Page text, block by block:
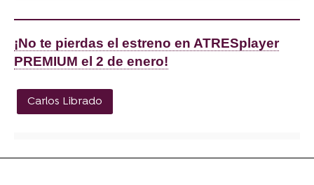
¡No te pierdas el estreno en ATRESplayer
PREMIUM el 2 de enero!
Carlos Librado